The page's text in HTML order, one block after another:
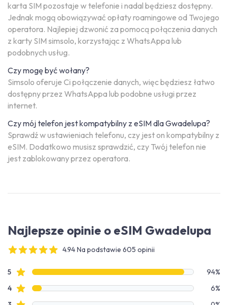
karta SIM pozostaje w telefonie i nadal będziesz dostępny.
Jednak mogą obowiązywać opłaty roamingowe od Twojego
operatora. Najlepiej dzwonić za pomocą połączenia danych
z karty SIM simsolo, korzystając z WhatsAppa lub
podobnych usług.
Czy mogę być wołany?
Simsolo oferuje Ci połączenie danych, więc będziesz łatwo
dostępny przez WhatsAppa lub podobne usługi przez
internet.
Czy mój telefon jest kompatybilny z eSIM dla Gwadelupa?
Sprawdź w ustawieniach telefonu, czy jest on kompatybilny z
eSIM. Dodatkowo musisz sprawdzić, czy Twój telefon nie
jest zablokowany przez operatora.
Najlepsze opinie o eSIM Gwadelupa
4.94 Na podstawie 605 opinii
Dane recenzji
5recenzje ze gwiazdkami
94%
4recenzje ze gwiazdkami
6%